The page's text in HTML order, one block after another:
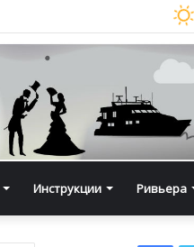
Инструкции Ривьера